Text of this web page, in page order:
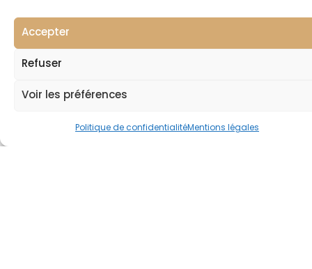
Accepter
Refuser
Voir les préférences
Politique de confidentialitéMentions légales
Tartinade 3 couleurs au SAINT FLORENTIN
30 juin 2026